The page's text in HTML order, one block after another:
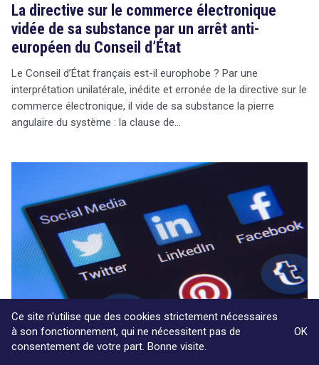
La directive sur le commerce électronique
vidée de sa substance par un arrêt anti-
européen du Conseil d’État
Le Conseil d’État français est-il europhobe ? Par une
interprétation unilatérale, inédite et erronée de la directive sur le
commerce électronique, il vide de sa substance la pierre
angulaire du système : la clause de…
Ce site n'utilise que des cookies strictement nécessaires
à son fonctionnement, qui ne nécessitent pas de
consentement de votre part. Bonne visite.
OK